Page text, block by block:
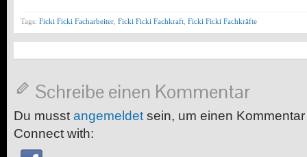
Tags: Ficki Ficki Facharbeiter Ficki Ficki Fachkraft Ficki Ficki Fachkräfte
Schreibe einen Kommentar
Du musst angemeldet sein, um einen
Connect with: